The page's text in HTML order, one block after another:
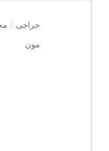
/ محصولات